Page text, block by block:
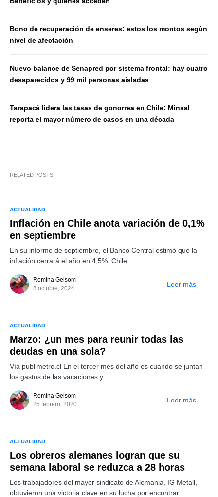
Bono de recuperación de enseres: estos los montos según
nivel de afectación
Nuevo balance de Senapred por sistema frontal: hay cuatro
desaparecidos y 99 mil personas aisladas
Tarapacá lidera las tasas de gonorrea en Chile: Minsal
reporta el mayor número de casos en una década
RELATED POSTS
ACTUALIDAD
Inflación en Chile anota variación de 0,1%
en septiembre
En su informe de septiembre, el Banco Central estimó que la
inflación cerrará el año en 4,5%. Chile…
Romina Gelsom
8 octubre, 2024
Leer más
ACTUALIDAD
Marzo: ¿un mes para reunir todas las
deudas en una sola?
Vía publimetro.cl En el tercer mes del año es cuando se juntan
los gastos de las vacaciones y…
Romina Gelsom
25 febrero, 2020
Leer más
ACTUALIDAD
Los obreros alemanes logran que su
semana laboral se reduzca a 28 horas
Los trabajadores del mayor sindicato de Alemania, IG Metall,
obtuvieron una victoria clave en su lucha por encontrar…